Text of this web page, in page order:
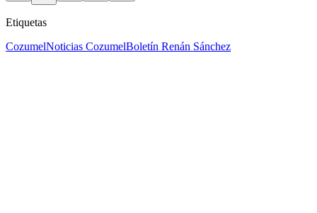
Etiquetas
CozumelNoticias CozumelBoletín Renán Sánchez